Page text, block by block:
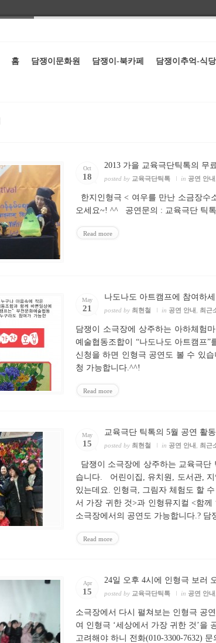
홈 담쟁이문화원 담쟁이-북카페 담쟁이추억-식당
Oct
18
2013 가을 교육극단틱톡의 무
posted by 교육극단틱톡 in 공연 안내
한지인형극 < 여우를 만난 소금장수
오세요~! ^^ 공연문의 : 교육극단 틱톡
Read more
May
21
나도나도 아트캠프에 참여하
posted by 최현철 in 공연 안내 최근
담쟁이 소극장에 상주하는 아하체험
예술협동조합이 “나도나도 아트캠프
신청을 하면 인형극 공연도 볼 수 있
청 가능합니다.^^!
Read more
May
15
교육극단 틱톡의 5월 공연 활동
posted by 최현철 in 공연 안내 최근
담쟁이 소극장에 상주하는 교육극단
습니다. 어린이집, 유치원, 도서관,
있는데요. 인형극, 그림자 체험도 할
서 가장 귀한 것>과 인형뮤지컬 <함
소극장에서의 공연도 가능합니다.? 담
Read more
Apr
15
24일 오후 4시에 인형극 보러
posted by 교육극단틱톡 in 공연 안내
소극장에서 다시 펼쳐보는 인형극 공
여 인형극 ‘세상에서 가장 귀한 것’을
고려해야 하니 전화(010-3300-7632)